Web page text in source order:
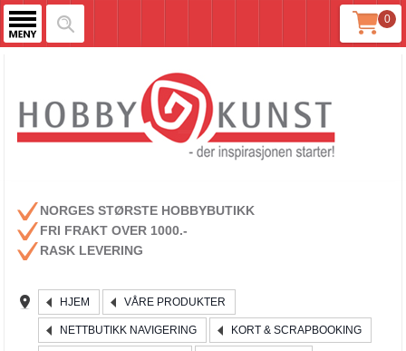
0
NORGES STØRSTE HOBBYBUTIKK
FRI FRAKT OVER 1000.-
RASK LEVERING
HJEM VÅRE PRODUKTER
NETTBUTIKK NAVIGERING KORT & SCRAPBOOKING